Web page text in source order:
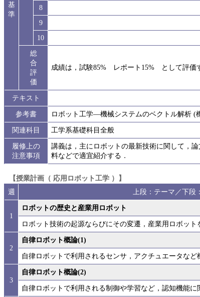
基
準
8
9
10
総
合
評
価
成績は，試験85% レポート15% として評価
テキスト
参考書
ロボット工学―機械システムのベクトル解析 (
関連科目
工学系基礎科目全般
履修上の
注意事項
講義は，主にロボットの最新技術に関して，
料などで適宜紹介する．
【授業計画（ 応用ロボット工学 ）】
週
上段：テーマ／下段
1
ロボットの歴史と産業用ロボット
ロボット技術の起源ならびにその変遷，産業用ロボッ
2
自律ロボット概論(1)
自律ロボットで利用されるセンサ，アクチュエータなど
3
自律ロボット概論(2)
自律ロボットで利用される制御や学習など，認知機能に